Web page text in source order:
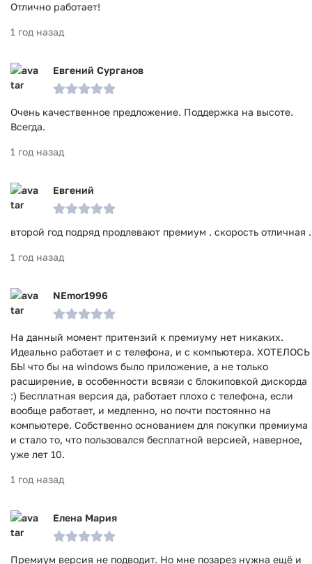
Отлично работает!
1 год назад
Евгений Сурганов
Очень качественное предложение. Поддержка на высоте.
Всегда.
1 год назад
Евгений
второй год подряд продлевают премиум . скорость отличная .
1 год назад
NEmor1996
На данный момент притензий к премиуму нет никаких.
Идеально работает и с телефона, и с компьютера. ХОТЕЛОСЬ
БЫ что бы на windows было приложение, а не только
расширение, в особенности всвязи с блокиповкой дискорда
:) Бесплатная версия да, работает плохо с телефона, если
вообще работает, и медленно, но почти постоянно на
компьютере. Собственно основанием для покупки премиума
и стало то, что пользовался бесплатной версией, наверное,
уже лет 10.
1 год назад
Елена Мария
Премиум версия не подводит. Но мне позарез нужна ещё и